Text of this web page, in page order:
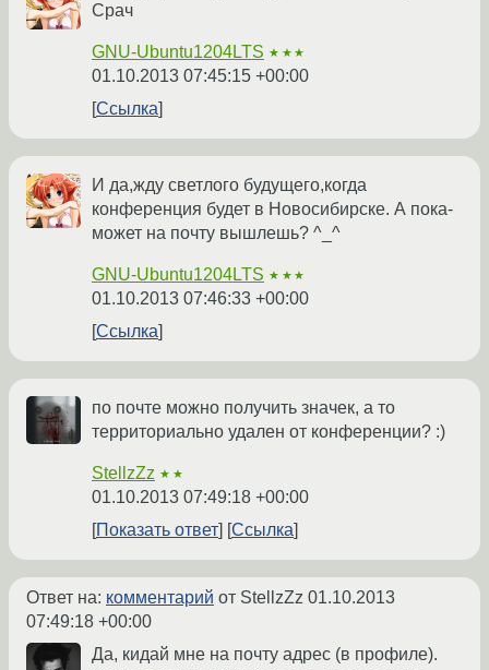
Срач
GNU-Ubuntu1204LTS ★★★
01.10.2013 07:45:15 +00:00
Ссылка
И да,жду светлого будущего,когда
конференция будет в Новосибирске. А пока-
может на почту вышлешь? ^_^
GNU-Ubuntu1204LTS ★★★
01.10.2013 07:46:33 +00:00
Ссылка
по почте можно получить значек, а то
территориально удален от конференции? :)
StellzZz ★★
01.10.2013 07:49:18 +00:00
Показать ответ
Ссылка
Ответ на: комментарий от StellzZz 01.10.2013
07:49:18 +00:00
Да, кидай мне на почту адрес (в профиле).